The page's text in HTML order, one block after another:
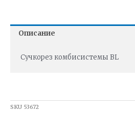
Описание
Сучкорез комбисистемы BL
SKU 53672